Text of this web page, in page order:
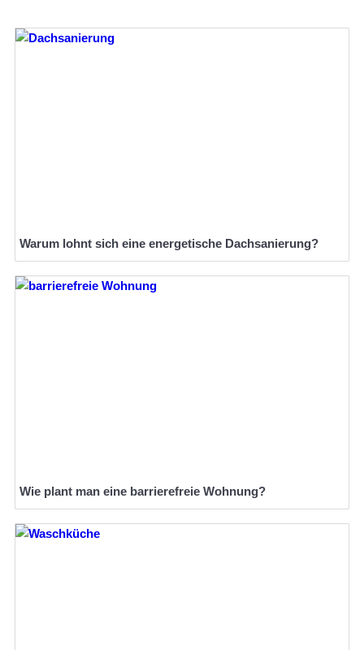
Warum lohnt sich eine energetische Dachsanierung?
Wie plant man eine barrierefreie Wohnung?